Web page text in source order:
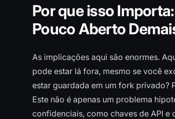
Por que isso
Pouco Aberto
As implicações aqui são enormes.
pode estar lá fora, mesmo se você
estar guardada em um fork privado?
Este não é apenas um problema
confidenciais, como chaves de API